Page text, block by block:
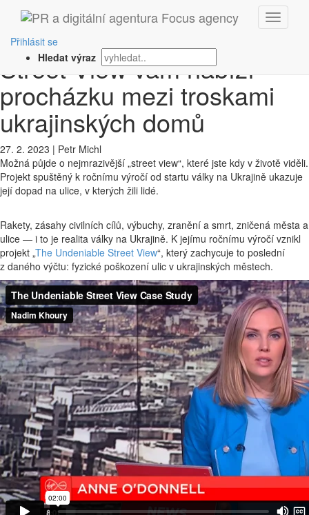
Přihlásit se
Hledat výraz
‹ Zpět
Projekt The Undeniable
Street View vám nabízí
procházku mezi troskami
ukrajinských domů
27. 2. 2023 | Petr Michl
Možná půjde o nejmrazivější „street view“, které jste kdy v životě viděli.
Projekt spuštěný k ročnímu výročí od startu války na Ukrajině ukazuje
její dopad na ulice, v kterých žili lidé.
Rakety, zásahy civilních cílů, výbuchy, zranění a smrt, zničená města a
ulice — i to je realita války na Ukrajině. K jejímu ročnímu výročí vznikl
projekt „The Undeniable Street View“, který zachycuje to poslední
z daného výčtu: fyzické poškození ulic v ukrajinských městech.